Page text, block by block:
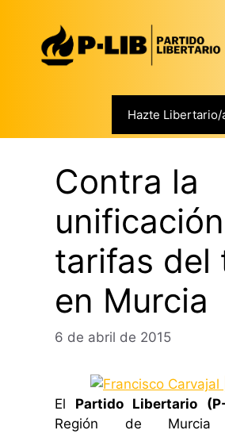
contenido
Hazte Libertario/
Contra la
tarifas del
en Murcia
6 de abril de 2015
El Partido Libertario
Región de Murcia